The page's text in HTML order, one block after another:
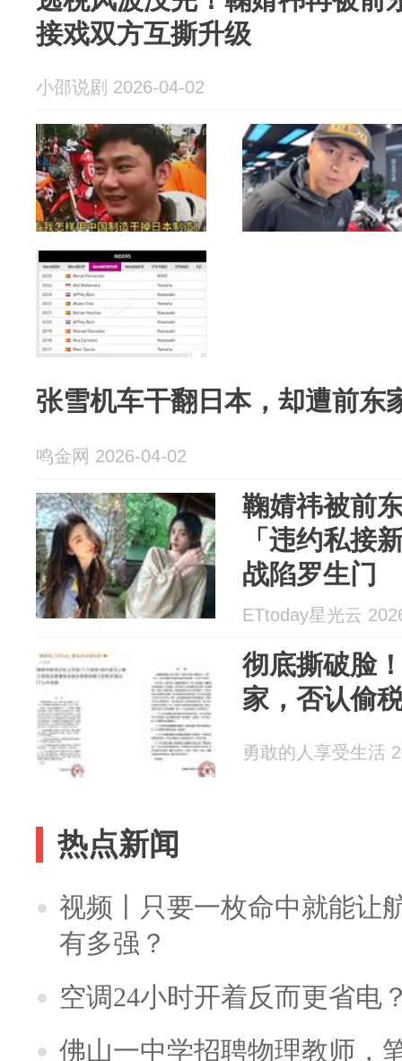
接戏双方互撕升级
小邵说剧 2026-04-02
张雪机车干翻日本，却遭前东
鸣金网 2026-04-02
鞠婧祎被前
「违约私接
战陷罗生门
ETtoday星光云
彻底撕破脸
家，否认偷
勇敢的人享受生活
热点新闻
视频丨只要一枚命中就能让
有多强？
空调24小时开着反而更省电
佛山一中学招聘物理教师，